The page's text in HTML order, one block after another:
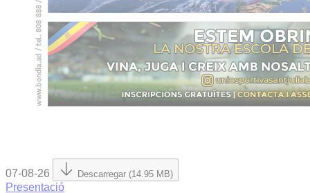
07-08-26 Descarregar (14.95 MB)
Presentació